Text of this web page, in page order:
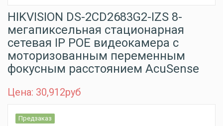
HIKVISION DS-2CD2683G2-IZS 8-
мегапиксельная стационарная
сетевая IP POE видеокамера с
моторизованным переменным
фокусным расстоянием AcuSense
Цена: 30,912руб
Предзаказ